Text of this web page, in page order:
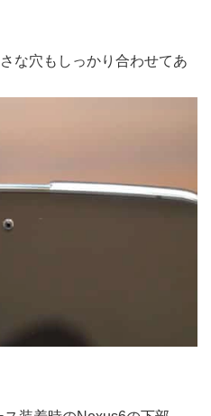
な穴もしっかり合わせてあ